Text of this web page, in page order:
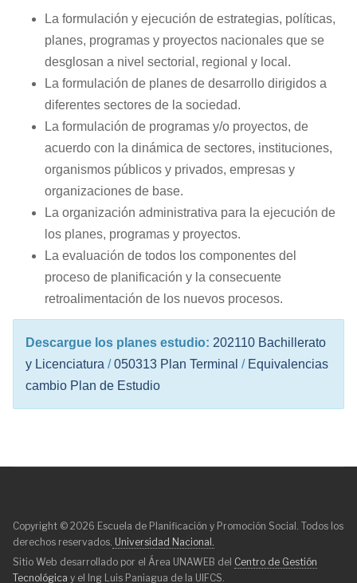
La formulación y ejecución de estrategias, políticas,
planes, programas y proyectos nacionales que se
desglosan a nivel sectorial, regional y local.
La formulación de planes de desarrollo dirigidos a
diferentes sectores de la sociedad.
La formulación de programas y/o proyectos, de
acuerdo con la dinámica de sectores, instituciones,
organismos públicos y privados, empresas y
organizaciones de base.
La organización administrativa para la ejecución de
los planes, programas y proyectos.
La evaluación de todos los componentes del
proceso de planificación y la consecuente
retroalimentación de los nuevos procesos.
Descargue los planes estudio: 202110 Bachillerato
y Licenciatura /050313 Plan Terminal / Equivalencias
cambio Plan de Estudio
Copyright © 2026 Escuela de Planificación y Promoción Social. Todos los
derechos reservados. Universidad Nacional.
Sitio Web desarrollado por el Área UNAWEB del Centro de Gestión
Tecnológica y el Ing Luis Paniagua de la UIFCS.